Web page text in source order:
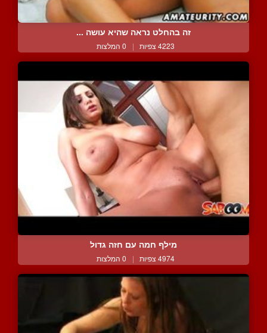
זה בהחלט נראה שהיא עושה ...
4223 צפיות | 0 המלצות
מילף חמה עם חזה גדול
4974 צפיות | 0 המלצות